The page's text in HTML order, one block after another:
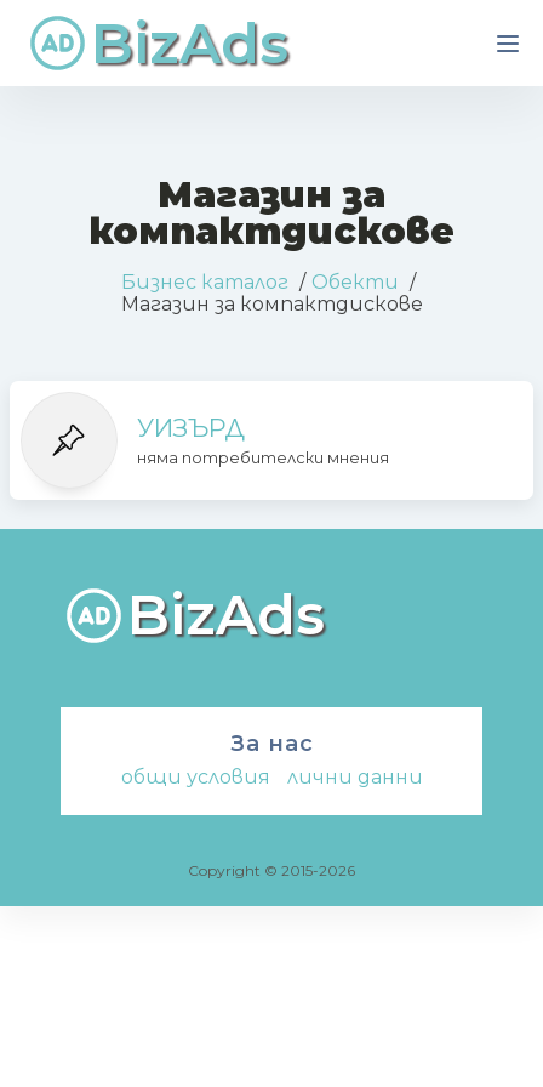
BizAds
Магазин за
компактдискове
Бизнес каталог
Обекти
Магазин за компактдискове
УИЗЪРД
няма потребителски мнения
BizAds
За нас
общи условия лични данни
Copyright © 2015-2026